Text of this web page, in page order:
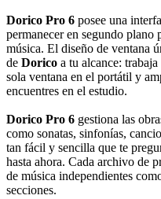
Dorico Pro 6 posee una
permanecer en segundo plano
música. El diseño de ventana
de Dorico a tu alcance:
sola ventana en el portátil y
encuentres en el estudio.
Dorico Pro 6 gestiona las
como sonatas, sinfonías,
tan fácil y sencilla que te
hasta ahora. Cada archivo de
de música independientes
secciones.